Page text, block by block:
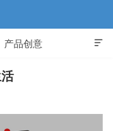

产品创意